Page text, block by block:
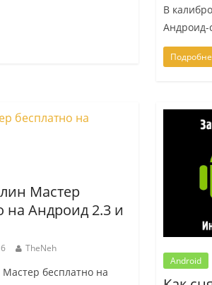
В
Андроид-
Мастер
на Андроид 2.3 и
TheNeh
бесплатно на
Android